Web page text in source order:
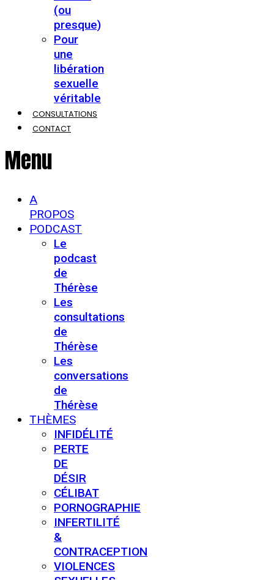
(ou
presque)
Pour
une
libération
sexuelle
véritable
CONSULTATIONS
CONTACT
Menu
A
PROPOS
PODCAST
Le
podcast
de
Thérèse
Les
consultations
de
Thérèse
Les
conversations
de
Thérèse
THÈMES
INFIDÉLITÉ
PERTE
DE
DÉSIR
CÉLIBAT
PORNOGRAPHIE
INFERTILITÉ
&
CONTRACEPTION
VIOLENCES